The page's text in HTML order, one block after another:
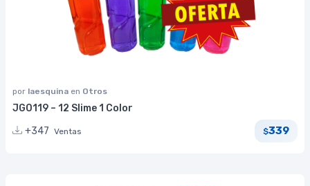
por laesquina en Otros
JG0119 – 12 Slime 1 Color
+347 Ventas $339